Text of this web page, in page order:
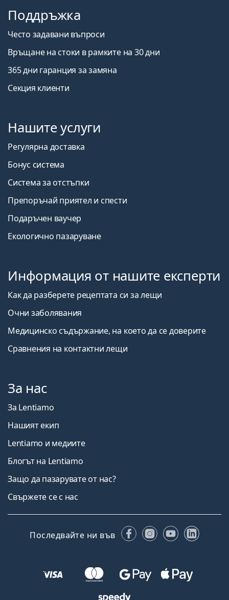
Поддръжка
Често задавани въпроси
Връщане на стоки в рамките на 30 дни
365 дни гаранция за замяна
Секция клиенти
Нашите услуги
Регулярна доставка
Бонус система
Система за отстъпки
Препоръчай приятел и спести
Подаръчен ваучер
Екологично пазаруване
Информация от нашите експерти
Как да разберете рецептата си за лещи
Очни заболявания
Медицинско съдържание, на което да се доверите
Сравнения на контактни лещи
За нас
За Lentiamo
Нашият екип
Lentiamo и медиите
Блогът на Lentiamo
Защо да пазарувате от нас?
Свържете се с нас
Последвайте ни във FacebookInstagram
YouTube